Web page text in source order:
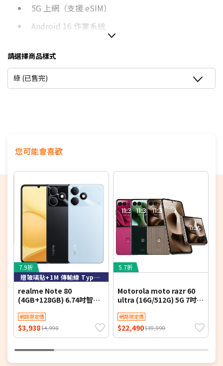
6期
12期
★舊機回收★限量加碼10%回饋
更多信用卡分期0利率滿額享回饋
5G手機精選推薦→點我看達人教你買
5G 上網（支援 eSIM）
Android 16 作業系統
AMOLED 螢幕（144Hz 螢幕更新率）
Qualcomm Snapdragon 7 Gen 3 八核心處理器
8GB RAM / 256GB ROM
後置 5,000 萬畫素主鏡頭 + 1,300 萬畫素超廣角鏡頭
+ 三合一專屬光源感測器
Wi-Fi 6E、藍牙 6.0
螢幕指紋辨識、臉部辨識
7,000mAh 電量
採用 USB Type-C 規格，支援 68W TurboPower 極
速快充
請選擇商品樣式
綠 (已售完)
您可能會喜歡
7.9折
贈玻璃貼+1M 傳輸線 Type-c
realme Note 80
(4GB+128GB) 6.74吋智慧
網路限定價
$3,938$4,990
5.7折
Motorola moto razr 60
ultra (16G/512G) 5G 7吋智
網路限定價
$22,490$39,990